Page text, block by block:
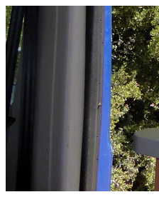
Zum
Inhalt
springen